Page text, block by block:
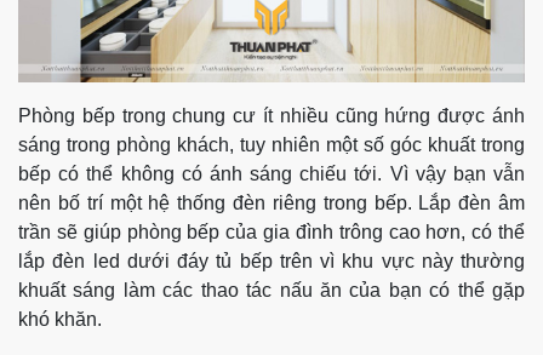
Phòng bếp trong chung cư ít nhiều cũng hứng được ánh
sáng trong phòng khách, tuy nhiên một số góc khuất trong
bếp có thể không có ánh sáng chiếu tới. Vì vậy bạn vẫn
nên bố trí một hệ thống đèn riêng trong bếp. Lắp đèn âm
trần sẽ giúp phòng bếp của gia đình trông cao hơn, có thể
lắp đèn led dưới đáy tủ bếp trên vì khu vực này thường
khuất sáng làm các thao tác nấu ăn của bạn có thể gặp
khó khăn.